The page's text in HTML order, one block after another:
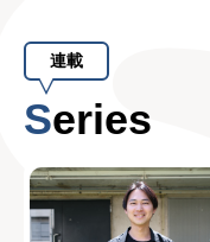
連載
Series